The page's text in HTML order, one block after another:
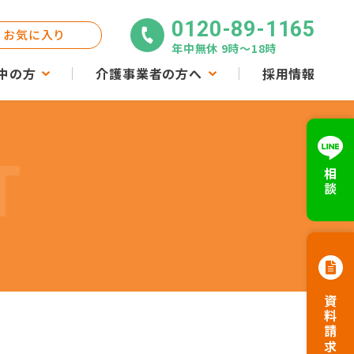
の方 介護事業者の方へ 採用情報
お気に入り 0120-89-1165
年中無休 9時〜18時
相談
資料請求